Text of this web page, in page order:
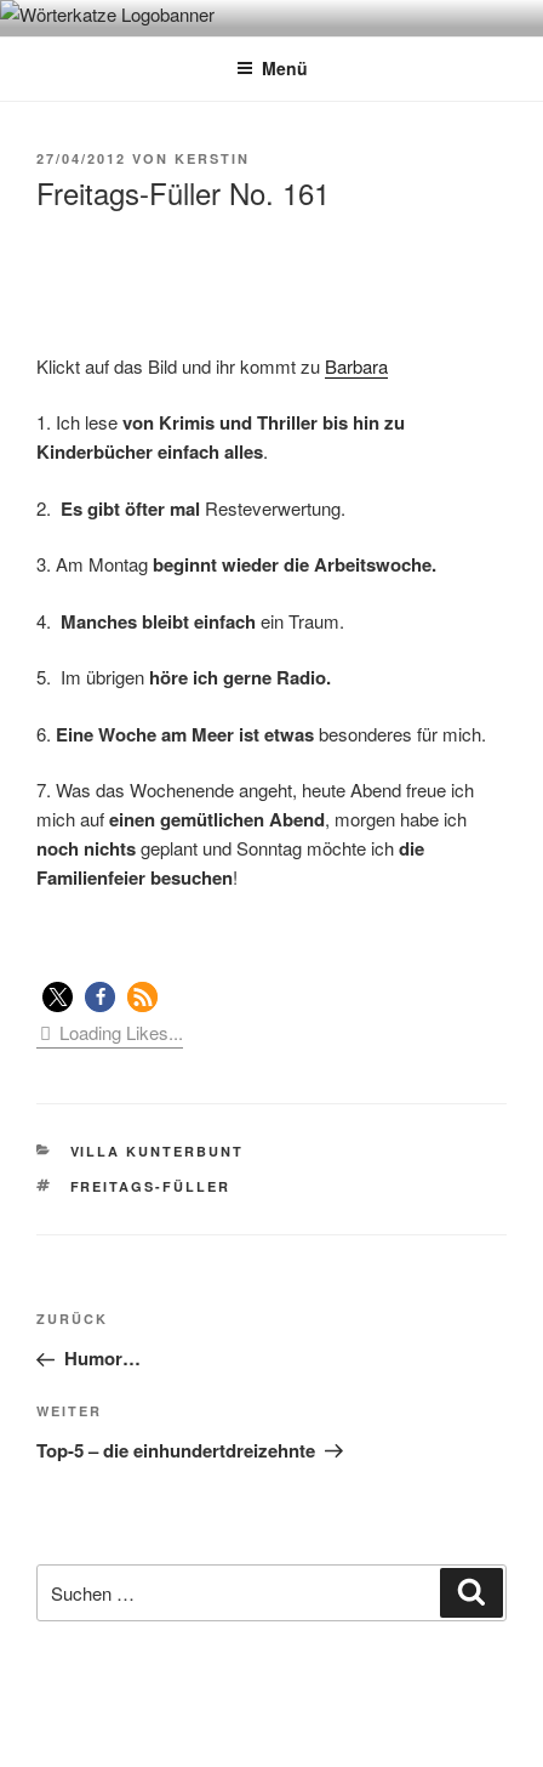
Zum
InhaltWÖRTERKATZE
Von Büchern erzählen
Menü
VERÖFFENTLICHT
27/04/2012 VON KERSTIN
Freitags-Füller No. 161
Klickt auf das Bild und ihr kommt zu Barbara
1. Ich lesevon Krimis und Thriller bis hin zu
Kinderbücher einfach alles.
2. Es gibt öfter mal Resteverwertung.
3. Am Montagbeginnt wieder die Arbeitswoche.
4. Manches bleibt einfach ein Traum.
5. Im übrigen höre ich gerne Radio.
6. Eine Woche am Meer ist etwasbesonderes für mich.
7. Was das Wochenende angeht, heute Abend freue ich
mich aufeinen gemütlichen Abend, morgen habe ich
noch nichtsgeplant und Sonntag möchte ichdie
Familienfeier besuchen!
Loading Likes...
KATEGORIEN
VILLA KUNTERBUNT
SCHLAGWÖRTER
FREITAGS-FÜLLER
Beitragsnavigation
Vorheriger
Beitrag
ZURÜCK
Humor…
Nächster
Beitrag
WEITER
Top-5 – die einhundertdreizehnte
nach: